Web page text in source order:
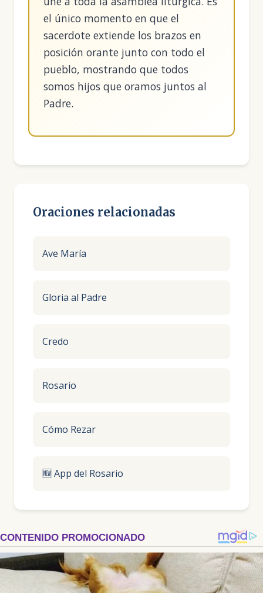
el único momento en que el
sacerdote extiende los brazos en
posición orante junto con todo el
pueblo, mostrando que todos
somos hijos que oramos juntos al
Padre.
Oraciones relacionadas
Ave María
Gloria al Padre
Credo
Rosario
Cómo Rezar
🆕 App del Rosario